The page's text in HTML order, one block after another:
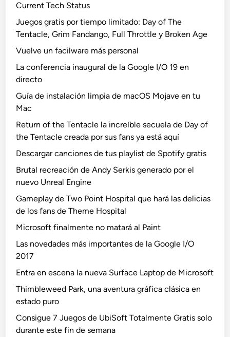
Current Tech Status
Juegos gratis por tiempo limitado: Day of The
Tentacle, Grim Fandango, Full Throttle y Broken Age
Vuelve un facilware más personal
La conferencia inaugural de la Google I/O 19 en
directo
Guía de instalación limpia de macOS Mojave en tu
Mac
Return of the Tentacle la increíble secuela de Day of
the Tentacle creada por sus fans ya está aquí
Descargar canciones de tus playlist de Spotify gratis
Brutal recreación de Andy Serkis generado por el
nuevo Unreal Engine
Gameplay de Two Point Hospital que hará las delicias
de los fans de Theme Hospital
Microsoft finalmente no matará al Paint
Las novedades más importantes de la Google I/O
2017
Entra en escena la nueva Surface Laptop de Microsoft
Thimbleweed Park, una aventura gráfica clásica en
estado puro
Consigue 7 Juegos de UbiSoft Totalmente Gratis solo
durante este fin de semana